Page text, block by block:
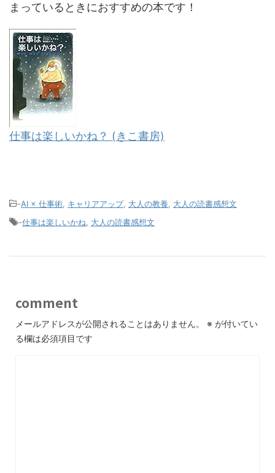
まっているときにおすすめの本です！
仕事は楽しいかね？ (きこ書房)
-AI × 仕事術 キャリアアップ, 大人の教養
大人の読書感想文
-仕事は楽しいかね 大人の読書感想文
comment
メールアドレスが公開されることはありません。 ※ が付いてい
る欄は必須項目です